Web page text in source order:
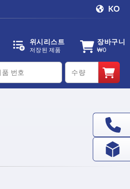
KO
위시리스트
저장된 제품
장바구니
₩0
qty